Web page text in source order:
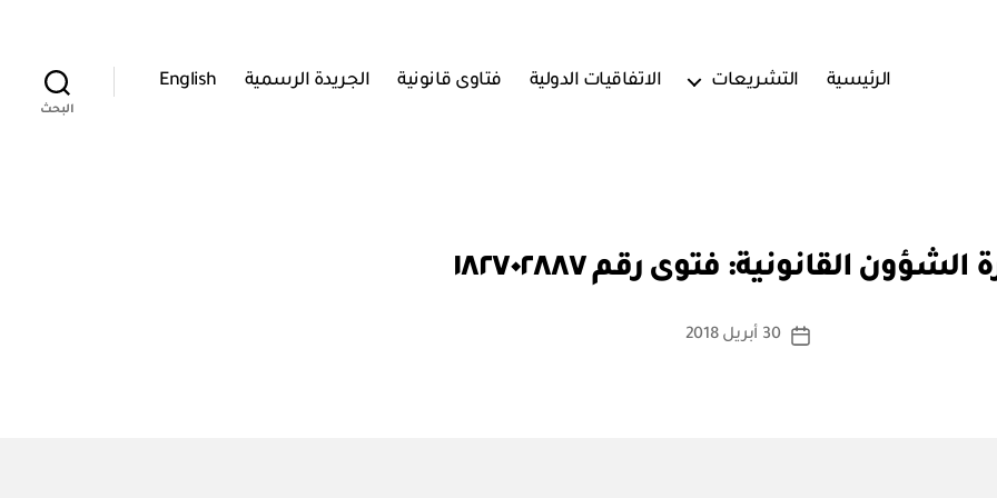
الرئيسية التشريعات الاتفاقيات الدولية فتاوى قانونية الجريدة الرسمية English
البحث
الشؤون القانونية: فتوى رقم ١٨٢٧٠٢٨٨٧
كاتب
t
w
@
تاريخ
30 أبريل 2018